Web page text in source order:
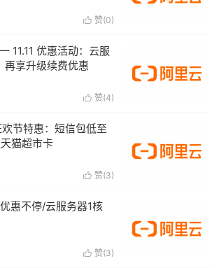
 赞(0)
11.11 优惠活动：云服
再享升级续费优惠
 赞(4)
节特惠：短信包低至
猫超市卡
 赞(3)
惠不停/云服务器1核
 赞(3)